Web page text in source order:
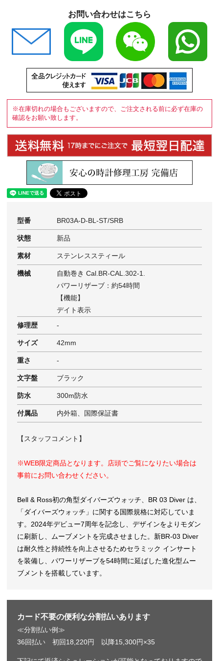
お問い合わせはこちら
※在庫切れの場合もございますので、ご注文される前に必ず在庫の
確認をお願い致します。
型番 BR03A-D-BL-ST/SRB
状態 新品
素材 ステンレススティール
機械
自動巻き Cal.BR-CAL.302-1.
パワーリザーブ：約54時間
【機能】
デイト表示
修理歴
-
サイズ 42mm
重さ ‐
文字盤 ブラック
防水 300m防水
付属品 内外箱、国際保証書
【スタッフコメント】
※WEB限定商品となります。店頭でご覧になりたい場合は
事前にお問い合わせください。
Bell & Ross初の角型ダイバーズウォッチ、BR 03 Diver は、
「ダイバーズウォッチ」に関する国際規格に対応していま
す。2024年デビュー7周年を記念し、デザインをよりモダン
に刷新し、ムーブメントを完成させました。新BR-03 Diver
は耐久性と持続性を向上させるためセラミック インサート
を装備し、パワーリザーブを54時間に延ばした進化型ムー
ブメントを搭載しています。
カード不要の便利な分割払いあります
≪分割払い例≫
36回払い 初回18,220円 以降15,300円×35